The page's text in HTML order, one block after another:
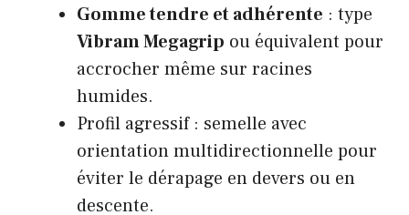
Gomme tendre et adhérente : type
Vibram Megagrip ou équivalent pour
accrocher même sur racines
humides.
Profil agressif : semelle avec
orientation multidirectionnelle pour
éviter le dérapage en devers ou en
descente.